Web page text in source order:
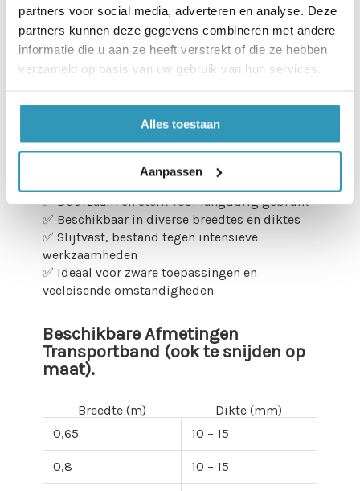
partners voor social media, adverteren en analyse. Deze
partners kunnen deze gegevens combineren met andere
informatie die u aan ze heeft verstrekt of die ze hebben
verzameld op basis van uw gebruik van hun services.
Alles toestaan
Aanpassen
slijtage te weerstaan, zodat je efficiënt en
veilig kunt werken.
Hieronder vind je de specificaties van de
de ideale keuze kunt maken voor jouw
specifieke toepassing.
Transportband Eigenschappen.
✅ Duurzaam en sterk voor langdurig gebruik
✅ Beschikbaar in diverse breedtes en diktes
✅ Slijtvast, bestand tegen intensieve
werkzaamheden
✅ Ideaal voor zware toepassingen en
veeleisende omstandigheden
Beschikbare Afmetingen
Transportband (ook te snijden op
maat).
Breedte (m)
Dikte (mm)
0,65
10 – 15
0,8 10 – 15